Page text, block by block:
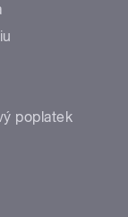
poplatek